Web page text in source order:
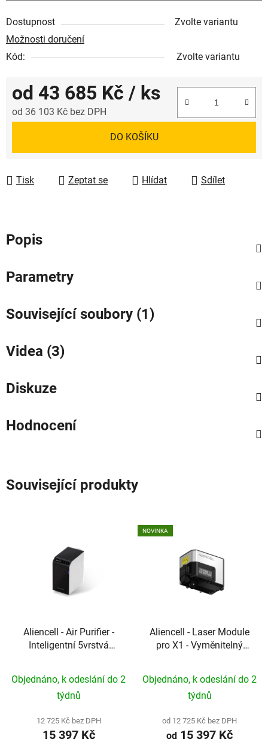
Dostupnost
Zvolte variantu
Možnosti doručení
Kód:
Zvolte variantu
od 43 685 Kč / ks
od 36 103 Kč bez DPH
DO KOŠÍKU
Tisk Zeptat se Hlídat Sdílet
Popis
Parametry
Související soubory (1)
Videa (3)
Diskuze
Hodnocení
Související produkty
Aliencell - Air Purifier -
Inteligentní 5vrstvá
Objednáno, k odeslání do 2
týdnů
12 725 Kč bez DPH
15 397 Kč
NOVINKA
Aliencell - Laser Module
pro X1 - Vyměnitelný
Objednáno, k odeslání do 2
týdnů
od 12 725 Kč bez DPH
od 15 397 Kč